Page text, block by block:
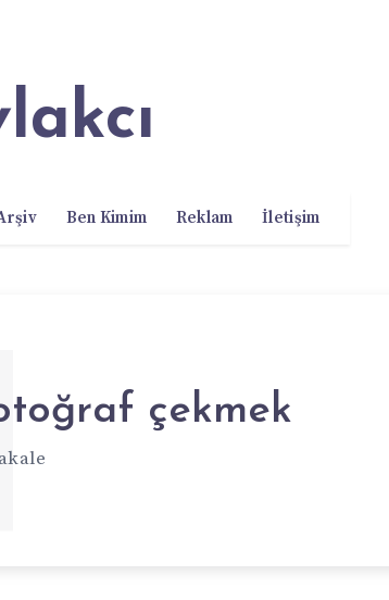
Ben Kimim Reklam İletişim
çekmek